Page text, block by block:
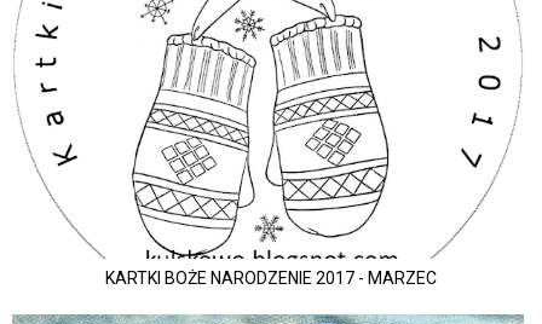
KARTKI BOŻE NARODZENIE 2017 - MARZEC